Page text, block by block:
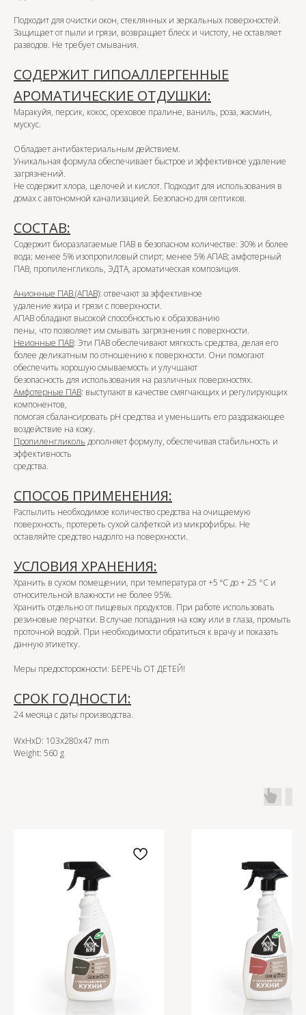
Подходит для очистки окон, стеклянных и зеркальных поверхностей.
Защищает от пыли и грязи, возвращает блеск и чистоту, не оставляет
разводов. Не требует смывания.
СОДЕРЖИТ ГИПОАЛЛЕРГЕННЫЕ
АРОМАТИЧЕСКИЕ ОТДУШКИ:
Маракуйя, персик, кокос, ореховое пралине, ваниль, роза, жасмин,
мускус.
Обладает антибактериальным действием.
Уникальная формула обеспечивает быстрое и эффективное удаление
загрязнений.
Не содержит хлора, щелочей и кислот. Подходит для использования в
домах с автономной канализацией. Безопасно для септиков.
СОСТАВ:
Содержит биоразлагаемые ПАВ в безопасном количестве: 30% и более
вода; менее 5% изопропиловый спирт; менее 5% АПАВ; амфотерный
ПАВ, пропиленгликоль, ЭДТА, ароматическая композиция.
Анионные ПАВ (АПАВ): отвечают за эффективное
удаление жира и грязи с поверхности.
АПАВ обладают высокой способностью к образованию
пены, что позволяет им смывать загрязнения с поверхности.
Неионные ПАВ: Эти ПАВ обеспечивают мягкость средства, делая его
более деликатным по отношению к поверхности. Они помогают
обеспечить хорошую смываемость и улучшают
безопасность для использования на различных поверхностях.
Амфотерные ПАВ: выступают в качестве смягчающих и регулирующих
компонентов,
помогая сбалансировать pH средства и уменьшить его раздражающее
воздействие на кожу.
Пропиленгликоль дополняет формулу, обеспечивая стабильность и
эффективность
средства.
СПОСОБ ПРИМЕНЕНИЯ:
Распылить необходимое количество средства на очищаемую
поверхность, протереть сухой салфеткой из микрофибры. Не
оставляйте средство надолго на поверхности.
УСЛОВИЯ ХРАНЕНИЯ:
Хранить в сухом помещении, при температура от +5 ºС до + 25 °С и
относительной влажности не более 95%.
Хранить отдельно от пищевых продуктов. При работе использовать
резиновые перчатки. В случае попадания на кожу или в глаза, промыть
проточной водой. При необходимости обратиться к врачу и показать
данную этикетку.
Меры предосторожности: БЕРЕЧЬ ОТ ДЕТЕЙ!
СРОК ГОДНОСТИ:
24 месяца с даты производства.
WxHxD: 103x280x47 mm
Weight: 560 g
OZON
LAMODA